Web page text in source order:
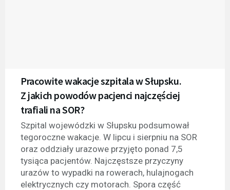
Pracowite wakacje szpitala w Słupsku.
Z jakich powodów pacjenci najczęściej
trafiali na SOR?
Szpital wojewódzki w Słupsku podsumował
tegoroczne wakacje. W lipcu i sierpniu na SOR
oraz oddziały urazowe przyjęto ponad 7,5
tysiąca pacjentów. Najczęstsze przyczyny
urazów to wypadki na rowerach, hulajnogach
elektrycznych czy motorach. Spora część